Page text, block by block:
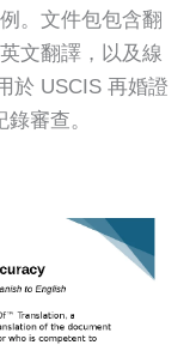
。文件包包含翻
文翻譯，以及線
於 USCIS 再婚證
審查。